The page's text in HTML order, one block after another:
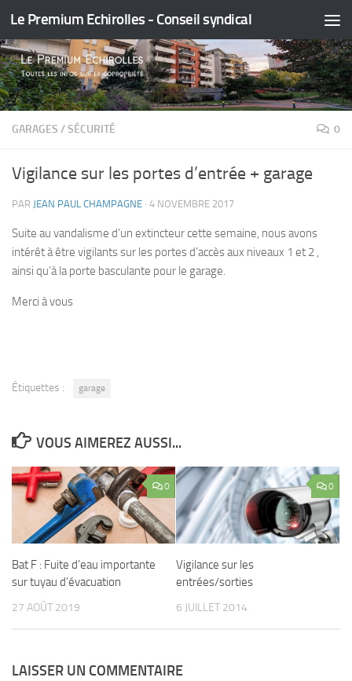
Skip to content
Le Premium Echirolles - Conseil syndical
GARAGES /SÉCURITÉ 0
Vigilance sur les portes d’entrée + garage
PAR JEAN PAUL CHAMPAGNE · 4 NOVEMBRE 2017
Suite au vandalisme d’un extincteur cette semaine, nous avons
intérêt à être vigilants sur les portes d’accès aux niveaux 1 et 2 ,
ainsi qu’à la porte basculante pour le garage.
Merci à vous
Étiquettes : garage
VOUS AIMEREZ AUSSI...
0
Bat F : Fuite d’eau importante
sur tuyau d’évacuation
27 AOÛT 2019
0
Vigilance sur les
entrées/sorties
6 JUILLET 2014
LAISSER UN COMMENTAIRE